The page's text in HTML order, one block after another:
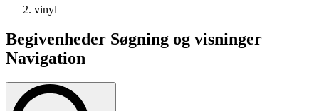
vinyl
Begivenheder
Begivenheder Søgning og visninger
Navigation